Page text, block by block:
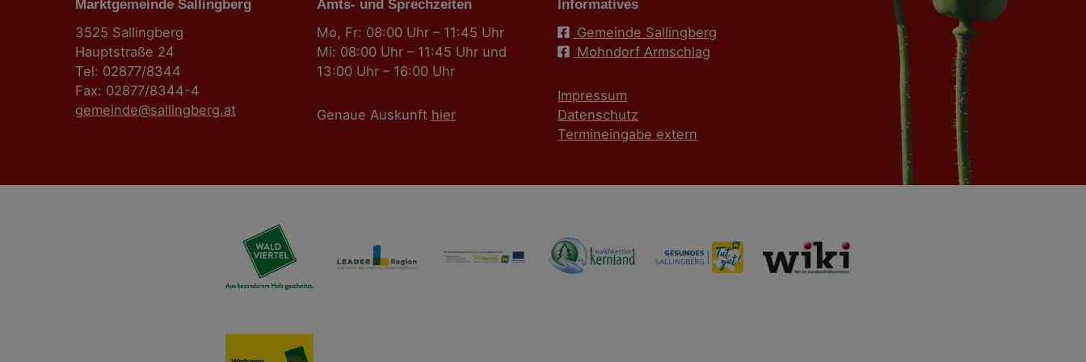
s
n
a
v
g
Marktgemeinde Sallingberg
3525 Sallingberg
Hauptstraße 24
Tel: 02877/8344
Fax: 02877/8344-4
gemeinde@sallingberg.at
Amts- und Sprechzeiten
Mo, Fr: 08:00 Uhr – 11:45 Uhr
Mi: 08:00 Uhr – 11:45 Uhr und
13:00 Uhr – 16:00 Uhr
Genaue Auskunft hier
Informatives
Gemeinde Sallingberg
Mohndorf Armschlag
Impressum
Datenschutz
Termineingabe extern